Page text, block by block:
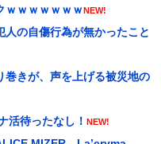
ｗｗｗｗｗｗｗNEW!
人の自傷行為が無かったこと
巻きが、声を上げる被災地の
活待ったなし！ NEW!